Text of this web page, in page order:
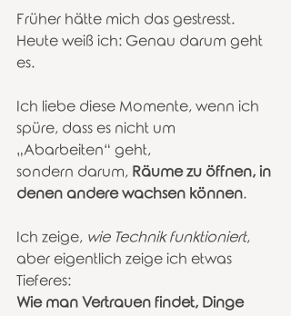
Früher hätte mich das gestresst.
Heute weiß ich: Genau darum geht
es.
Ich liebe diese Momente, wenn ich
spüre, dass es nicht um
„Abarbeiten“ geht,
sondern darum, Räume zu öffnen, in
denen andere wachsen können.
Ich zeige, wie Technik funktioniert,
aber eigentlich zeige ich etwas
Tieferes:
Wie man Vertrauen findet, Dinge